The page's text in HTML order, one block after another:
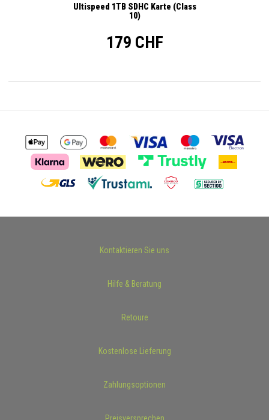
Ultispeed 1TB SDHC Karte (Class
10)
179 CHF
Kontaktieren Sie uns
Hilfe & Beratung
Retoure
Kostenlose Lieferung
Zahlungsoptionen
Preisversprechen